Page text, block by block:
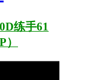
练手61